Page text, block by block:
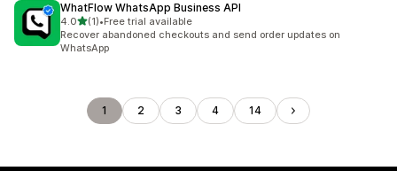
WhatFlow WhatsApp Business API
4.05つ星中
(1)
合計レビュー数：1件
•Free trial available
Recover abandoned checkouts and send order updates on
WhatsApp
1 2 3 4 14